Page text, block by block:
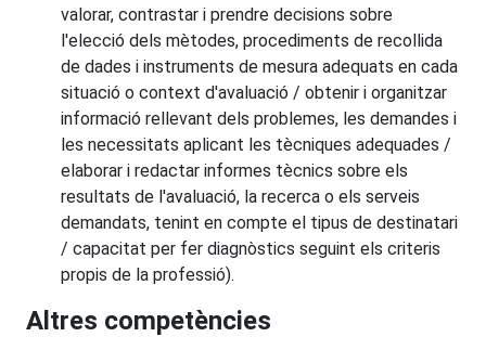
valorar, contrastar i prendre decisions sobre
l'elecció dels mètodes, procediments de recollida
de dades i instruments de mesura adequats en cada
situació o context d'avaluació / obtenir i organitzar
informació rellevant dels problemes, les demandes i
les necessitats aplicant les tècniques adequades /
elaborar i redactar informes tècnics sobre els
resultats de l'avaluació, la recerca o els serveis
demandats, tenint en compte el tipus de destinatari
/ capacitat per fer diagnòstics seguint els criteris
propis de la professió).
Altres competències